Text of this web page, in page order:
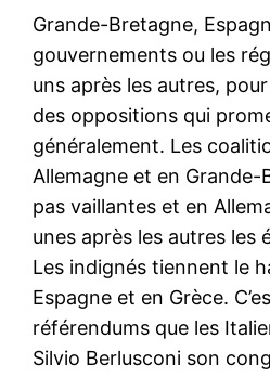
Grande-Bretagne,
gouvernements ou les
uns après les autres,
des oppositions qui
généralement. Les
Allemagne et en
pas vaillantes et en
unes après les autres les
Les indignés tiennent le
Espagne et en Grèce.
référendums que les
Silvio Berlusconi son